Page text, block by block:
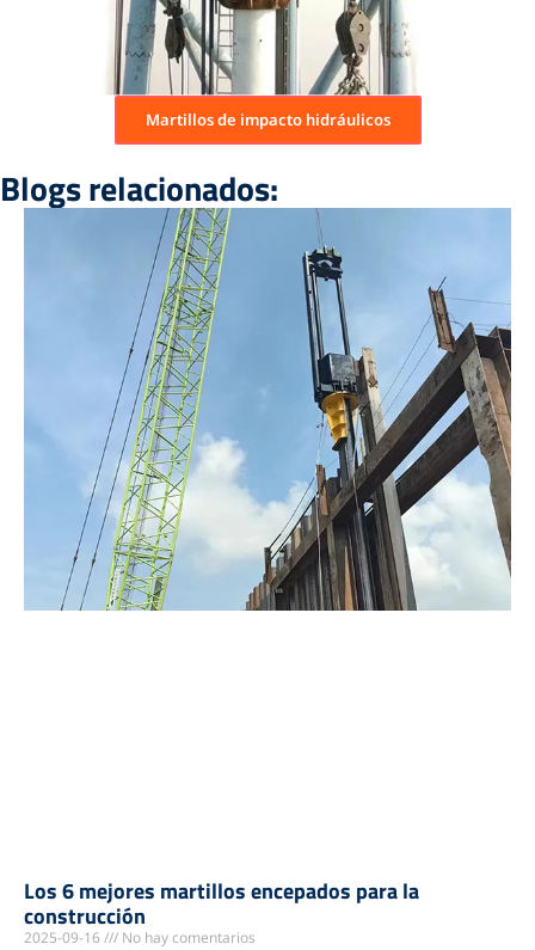
Martillos de impacto hidráulicos
Blogs relacionados:
Los 6 mejores martillos encepados para la
construcción
2025-09-16 No hay comentarios